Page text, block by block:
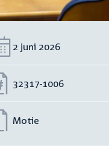
Datum:
2 juni 2026
Nummer:
32317-1006
Motie